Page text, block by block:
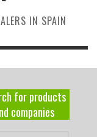
IN SPAIN
for products
companies